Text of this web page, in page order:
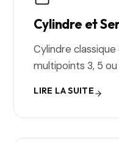
Cylindre et
Cylindre
multipoints 3, 5
LIRE LA SUITE